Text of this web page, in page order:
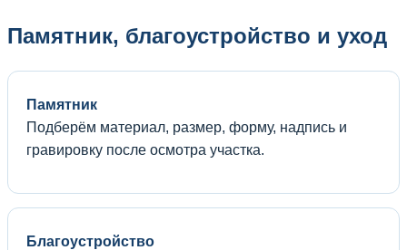
Памятник, благоустройство и уход
Памятник
Подберём материал, размер, форму, надпись и
гравировку после осмотра участка.
Благоустройство